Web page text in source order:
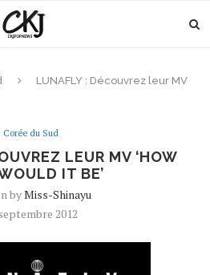
LUNAFLY : Découvrez leur MV
Corée du Sud
LEUR MV ‘HOW
IT BE’
byMiss-Shinayu
2012